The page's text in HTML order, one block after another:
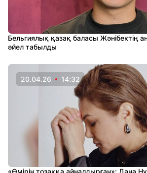
Бельгиялық қазақ баласы Жәнібектің
әйел табылды
20.04.26 14:32
«Өмірін тозаққа айналдырған»: Дана